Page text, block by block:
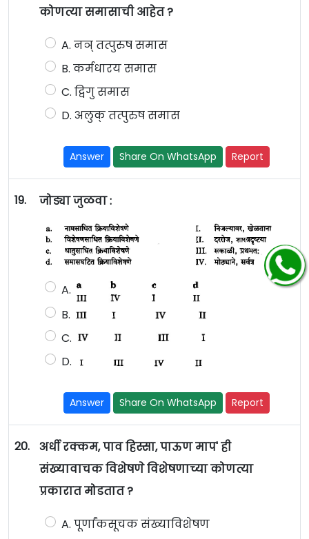
कोणत्या समासाची आहेत ?
A. नञ् तत्पुरुष समास
B. कर्मधारय समास
C. द्विगु समास
D. अलुक् तत्पुरुष समास
Answer Share On WhatsApp Report
19. जोड्या जुळवा :
A.
B.
C.
D.
Answer Share On WhatsApp Report
20.
अर्धी रक्कम, पाव हिस्सा, पाऊण माप' ही
संख्यावाचक विशेषणे विशेषणाच्या कोणत्या
प्रकारात मोडतात ?
A. पूर्णांकसूचक संख्याविशेषण